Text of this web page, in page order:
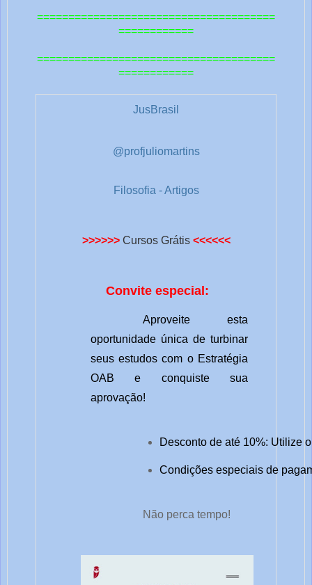
======================================
============
======================================
============
JusBrasil
@profjuliomartins
Filosofia - Artigos
>>>>>> Cursos Grátis <<<<<<
Convite especial:
Aproveite esta
oportunidade única de turbinar
seus estudos com o Estratégia
OAB e conquiste sua
aprovação!
Desconto de até 10%: Utilize
Condições especiais de
Não perca tempo!